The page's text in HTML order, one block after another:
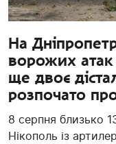
На
ворожих
ще двоє
розпочато
8 серпня близько
Нікополь із